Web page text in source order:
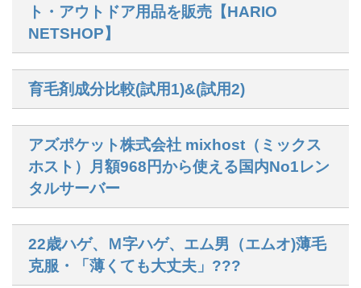
ト・アウトドア用品を販売【HARIO
NETSHOP】
育毛剤成分比較(試用1)&(試用2)
アズポケット株式会社 mixhost（ミックス
ホスト）月額968円から使える国内No1レン
タルサーバー
22歳ハゲ、Ｍ字ハゲ、エム男（エムオ)薄毛
克服・「薄くても大丈夫」???